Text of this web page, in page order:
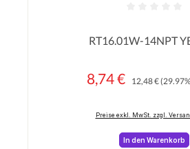
RT16.01W-14NPT
Verkaufspreis:
8,74 € 12,48 €
Preise exkl. MwSt. zzgl.
In den Warenkorb